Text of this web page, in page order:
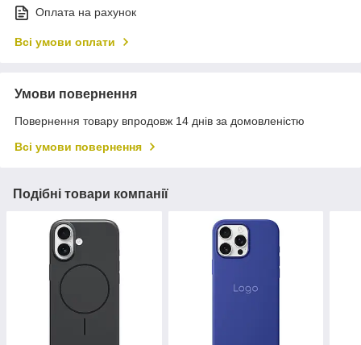
Оплата на рахунок
Всі умови оплати
Умови повернення
Повернення товару впродовж 14 днів за домовленістю
Всі умови повернення
Подібні товари компанії